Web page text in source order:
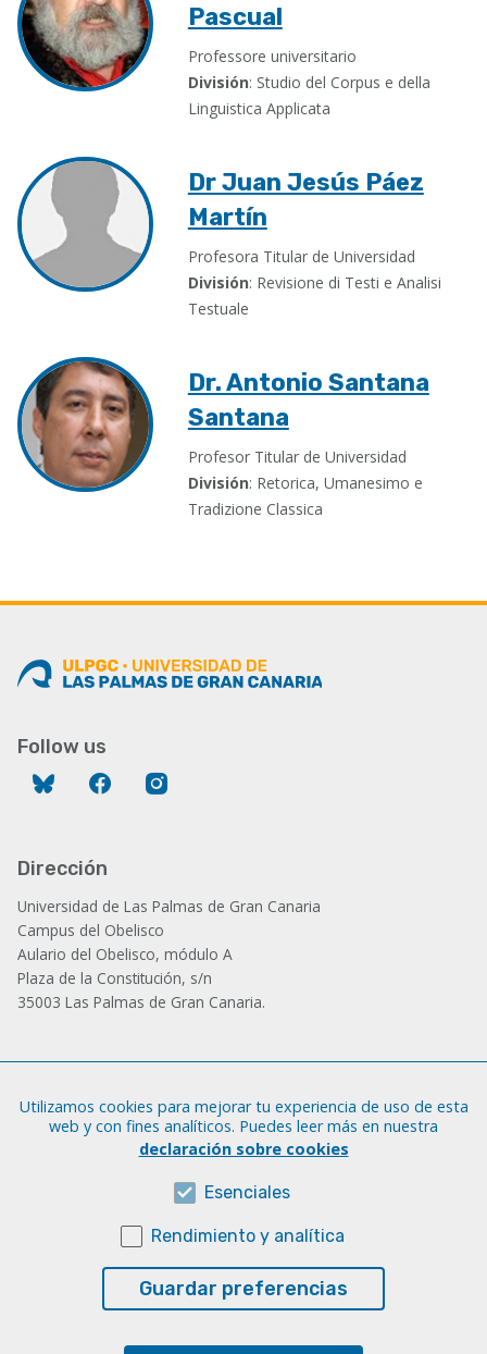
Pascual
Professore universitario
División: Studio del Corpus e della
Linguistica Applicata
Dr Juan Jesús Páez
Martín
Profesora Titular de Universidad
División: Revisione di Testi e Analisi
Testuale
Dr. Antonio Santana
Santana
Profesor Titular de Universidad
División: Retorica, Umanesimo e
Tradizione Classica
Follow us
Bluesky Facebook
Dirección
Universidad de Las Palmas de Gran Canaria
Campus del Obelisco
Aulario del Obelisco, módulo A
Plaza de la Constitución, s/n
35003 Las Palmas de Gran Canaria.
Tfno.: +34 928 452 771 / 452 787
Fax: +34 928 451 701
Sobre esta web
Utilizamos cookies para mejorar tu experiencia de uso de esta
web y con fines analíticos. Puedes leer más en nuestra
declaración sobre cookies
Esenciales
Rendimiento y analítica
Guardar preferencias